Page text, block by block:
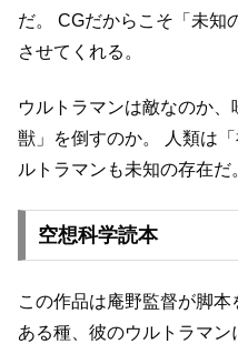
だ。
CGだからこそ「未知
させてくれる。
ウルトラマンは敵なのか、
獣」を倒すのか。
人類は
ルトラマンも未知の存在だ
空想科学読本
この作品は庵野監督が脚本
ある種、彼のウルトラマン